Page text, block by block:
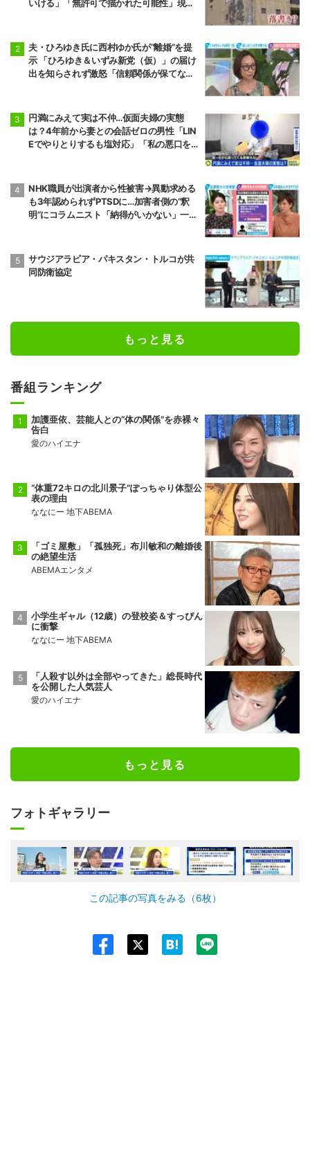
いける」「無許可で描かれた可能性」現役
夫・ひろゆき氏に西村ゆか氏が“離婚”を提
示 「ひろゆき＆いずみ新党（仮）」の届け
出を知らされず激怒「信頼関係が保てない
円満にみえて実は不仲…仮面夫婦の実態
は？4年前から妻との会話ゼロの男性「LIN
Eでやりとりするも塩対応」「私の悪口を
NHK職員が出演者から性被害→異動求める
も3年認められずPTSDに…加害者側の“釈
明”にコラムニスト「納得がいかない」一方
サウジアラビア・パキスタン・トルコが共
同防衛協定
もっと見る
番組ランキング
加護亜依、芸能人との“体の関係”を赤裸々
告白
愛のハイエナ
“体重72キロの北川景子”ぽっちゃり体型公
表の理由
ななにー 地下ABEMA
「ゴミ屋敷」「孤独死」布川敏和の離婚後
の絶望生活
ABEMAエンタメ
小学生ギャル（12歳）の登校姿＆すっぴん
に衝撃
ななにー 地下ABEMA
「人殺す以外は全部やってきた」総長時代
を公開した人気芸人
愛のハイエナ
もっと見る
フォトギャラリー
この記事の写真をみる（6枚）